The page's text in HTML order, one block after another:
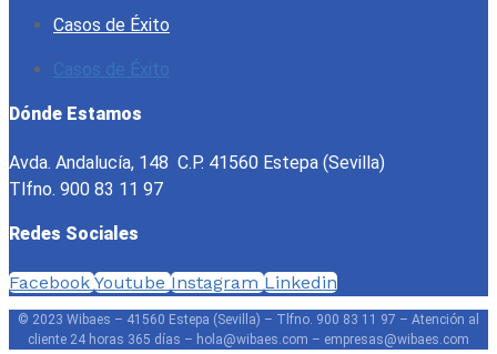
Casos de Éxito
Casos de Éxito
Dónde Estamos
Avda. Andalucía, 148 C.P. 41560 Estepa (Sevilla)
Tlfno. 900 83 11 97
Redes Sociales
Facebook Youtube Instagram Linkedin
© 2023 Wibaes – 41560 Estepa (Sevilla) – Tlfno. 900 83 11 97 – Atención al
cliente 24 horas 365 días – hola@wibaes.com – empresas@wibaes.com